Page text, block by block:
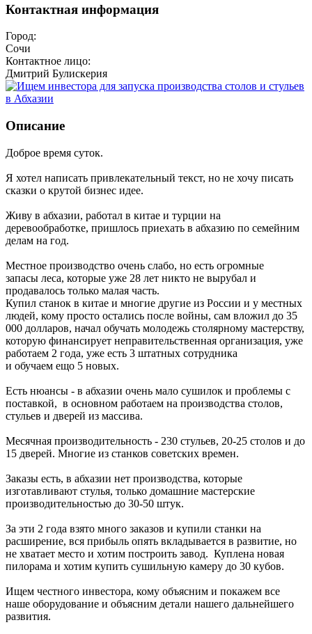
Контактная информация
Город:
Сочи
Контактное лицо:
Дмитрий Булискерия
Описание
Доброе время суток.
Я хотел написать привлекательный текст, но не хочу писать
сказки о крутой бизнес идее.
Живу в абхазии, работал в китае и турции на
деревообработке, пришлось приехать в абхазию по семейним
делам на год.
Местное производство очень слабо, но есть огромные
запасы леса, которые уже 28 лет никто не вырубал и
продавалось только малая часть.
Купил станок в китае и многие другие из России и у местных
людей, кому просто остались после войны, сам вложил до 35
000 долларов, начал обучать молодежь столярному мастерству,
которую финансирует неправительственная организация, уже
работаем 2 года, уже есть 3 штатных сотрудника
и обучаем ещо 5 новых.
Есть нюансы - в абхазии очень мало сушилок и проблемы с
поставкой, в основном работаем на производства столов,
стульев и дверей из массива.
Месячная производительность - 230 стульев, 20-25 столов и до
15 дверей. Многие из станков советских времен.
Заказы есть, в абхазии нет производства, которые
изготавливают стулья, только домашние мастерские
производительностью до 30-50 штук.
За эти 2 года взято много заказов и купили станки на
расширение, вся прибыль опять вкладывается в развитие, но
не хватает место и хотим построить завод. Куплена новая
пилорама и хотим купить сушильную камеру до 30 кубов.
Ищем честного инвестора, кому объясним и покажем все
наше оборудование и объясним детали нашего дальнейшего
развития.